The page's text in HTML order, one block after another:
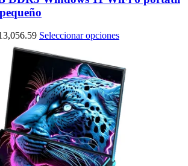
Rango
precios:
desde
$9,054.45
hasta
$13,056.59
Seleccionar opcionesEste
múltiples
variantes.
Las
opciones
se
pueden